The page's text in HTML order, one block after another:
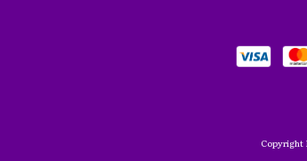
Copyright